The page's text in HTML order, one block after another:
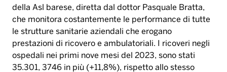
della Asl barese, diretta dal dottor Pasquale Bratta,
che monitora costantemente le performance di tutte
le strutture sanitarie aziendali che erogano
prestazioni di ricovero e ambulatoriali. I ricoveri negli
ospedali nei primi nove mesi del 2023, sono stati
35.301, 3746 in più (+11,8%), rispetto allo stesso